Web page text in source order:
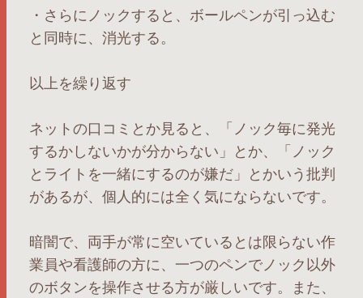
・さらにノックすると、ボールペンが引っ込む
と同時に、消光する。
以上を繰り返す
ネットの口コミとか見ると、「ノック毎に発光
するかしないかが分からない」とか、「ノック
とライトを一緒にするのが嫌だ」とかいう批判
があるが、個人的には全く気にならないです。
暗闇で、両手が常に空いているとは限らない作
業員や看護師の方に、一つのペンでノック以外
のボタンを操作させる方が厳しいです。また、